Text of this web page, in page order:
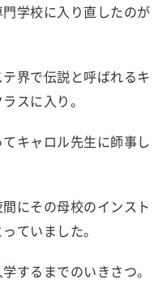
学校に入り直したのが
界で伝説と呼ばれるキ
スに入り。
キャロル先生に師事し
にその母校のインスト
ていました。
するまでのいきさつ。